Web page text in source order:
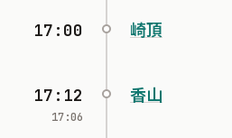
17:00 崎頂
17:12
17:06
香山